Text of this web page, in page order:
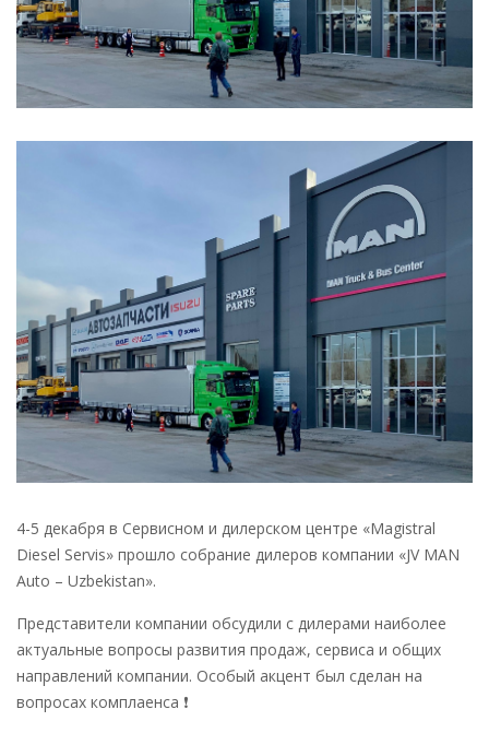
4-5 декабря в Сервисном и дилерском центре «Magistral
Diesel Servis» прошло собрание дилеров компании «JV MAN
Auto – Uzbekistan».
Представители компании обсудили с дилерами наиболее
актуальные вопросы развития продаж, сервиса и общих
направлений компании. Особый акцент был сделан на
вопросах комплаенса ❗️